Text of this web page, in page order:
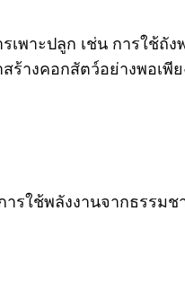
พาะปลูก เช่น การใช้ถั
างคอกสัตว์อย่างพอเพี
รใช้พลังงานจากธรรม